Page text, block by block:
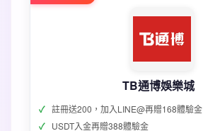
TB通博娛樂城
註冊送200，加入LINE@再贈168體驗金
USDT入金再贈388體驗金